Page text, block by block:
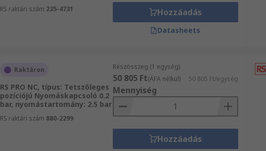
RS raktári szám 235-4731 Hozzáadás
Datasheets
Raktáron
RS PRO NC, típus: Tetszőleges
pozíciójú Nyomáskapcsoló 0.2
bar, nyomástartomány: 2.5 bar
RS raktári szám 880-2299
Részösszeg (1 egység)
50 805 Ft(ÁFA nélkül) 50 805 Ft/egység
Mennyiség
Hozzáadás